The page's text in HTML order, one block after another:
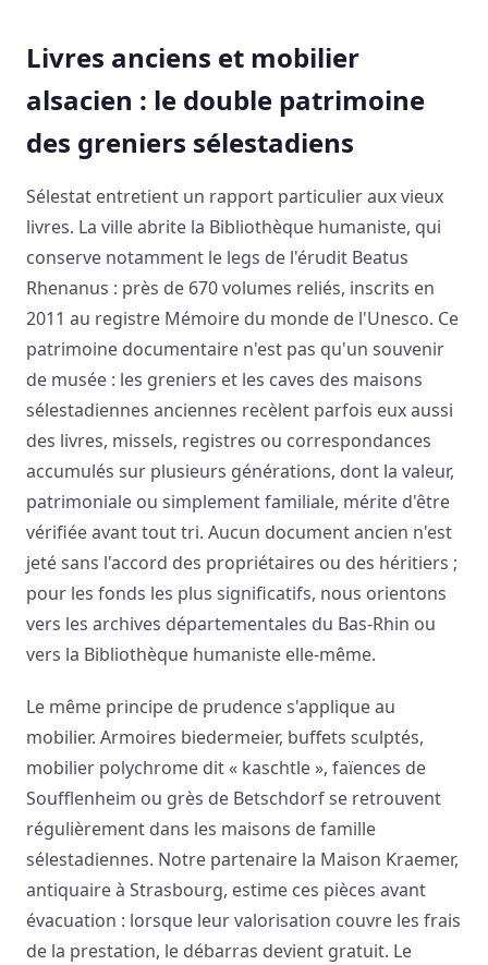
Livres anciens et mobilier
alsacien : le double patrimoine
des greniers sélestadiens
Sélestat entretient un rapport particulier aux vieux
livres. La ville abrite la Bibliothèque humaniste, qui
conserve notamment le legs de l'érudit Beatus
Rhenanus : près de 670 volumes reliés, inscrits en
2011 au registre Mémoire du monde de l'Unesco. Ce
patrimoine documentaire n'est pas qu'un souvenir
de musée : les greniers et les caves des maisons
sélestadiennes anciennes recèlent parfois eux aussi
des livres, missels, registres ou correspondances
accumulés sur plusieurs générations, dont la valeur,
patrimoniale ou simplement familiale, mérite d'être
vérifiée avant tout tri. Aucun document ancien n'est
jeté sans l'accord des propriétaires ou des héritiers ;
pour les fonds les plus significatifs, nous orientons
vers les archives départementales du Bas-Rhin ou
vers la Bibliothèque humaniste elle-même.
Le même principe de prudence s'applique au
mobilier. Armoires biedermeier, buffets sculptés,
mobilier polychrome dit « kaschtle », faïences de
Soufflenheim ou grès de Betschdorf se retrouvent
régulièrement dans les maisons de famille
sélestadiennes. Notre partenaire la Maison Kraemer,
antiquaire à Strasbourg, estime ces pièces avant
évacuation : lorsque leur valorisation couvre les frais
de la prestation, le débarras devient gratuit. Le